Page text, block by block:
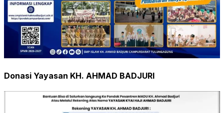
Donasi Yayasan KH. AHMAD BADJURI